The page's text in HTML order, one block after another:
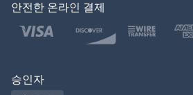
Türkçe
Polski
안전한 온라인 결제
승인자